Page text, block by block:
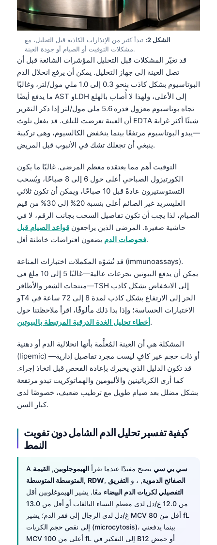
الشكل 2:
تبدأ كثير من الإنذارات الكاذبة قبل التحليل، مع
مشكلات التوقيت أو الصيام أو جودة العينة.
قد تغيّر المشكلات قبل التحليل المؤشرات الشائعة قبل أن
تصل العينة إلى جهاز التحليل. يمكن أن يرفع انحلال الدم
البوتاسيوم بشكل كاذب بنحو 0.3 إلى 1.0 ملي مول/لتر، وغالبًا
ما يدفع أيضًا AST وLDH إلى الأعلى، ولهذا لا أُصاب بالهلع
تجاه بوتاسيوم معزول قدره 5.6 ملي مول/لتر إذا ذكر التقرير
أن العينة تعرضت للتلف. قد يفعل تلوث EDTA شيئًا أكثر غرابة
—يبدو البوتاسيوم مرتفعًا بينما ينخفض الكالسيوم، وهي تركيبة
ينبغي أن تجعلك تشك في الأنبوب قبل المريض.
التوقيت أهم مما يعتقده معظم المرضى. غالبًا ما يكون
الكورتيزول الصباحي أعلى حول 6 إلى 8 صباحًا، ويُسحب
التستوستيرون عادةً قبل 10 صباحًا، ويمكن أن تكون ثلاثي
الغليسريد غير الصائم أعلى بنسبة 20% إلى 30% من قيم
الصيام، لذا يجب أن تكون تفاصيل السحب بجانب الرقم، لا في
حاشية صغيرة. المرضى الذين يراجعون قواعد الصيام قبل
فحوصات الدميضعون افتراضات خاطئة أقل.
قد تُشوّه المكملات اختبارات المناعة (immunoassays).
يمكن أن يدفع البيوتين بجرعات عالية—غالبًا 5 إلى 10 ملغ في
منتجات الشعر والأظافر—TSH إلى الانخفاض بشكل كاذب
وT4 الحر إلى الارتفاع بشكل كاذب لمدة 8 إلى 72 ساعة في
الاختبارات الحساسة؛ وإذا بدا ذلك مألوفًا، اقرأ ملاحظتنا حول
أخطاء تحليل الغدة الدرقية المرتبطة بالبيوتين.
المشكلة هي أن العينة المُعلَّمة بأنها انحلالية الدم أو دهنية
(lipemic) أو ذات حجم غير كافٍ ليست مجرد تفاصيل إدارية—
قد تكون الدليل الذي يخبرك بإعادة الفحص قبل اتخاذ إجراء.
كما أرى الكرياتينين والألبومين والهماتوكريت تبدو مرتفعة
بشكل مضلل بعد صيام طويل مع ترطيب ضعيف، خصوصًا لدى
كبار السن.
كيفية تفسير تحليل الدم الشامل دون تفويت
النمط
A سي بي سي يصبح مفيدًا عندما تقرأ الهيموجلوبين, القيمة
المتوسطة المتوسطة, RDW, الصفائح الدموية, ، و التفريق
التفصيلي لكريات الدم البيضاء معًا. يشير الهيموغلوبين أقل
من 12.0 غ/دل لدى معظم النساء البالغات أو أقل من 13.0
غ/دل لدى الرجال إلى فقر الدم؛ يشير MCV أقل من 80 fL
إلى نقص حجم الكريات (microcytosis)، بينما يدفعني
MCV أعلى من 100 fL إلى التفكير في B12 أو حمض